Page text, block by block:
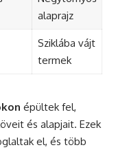
alaprajz
Sziklába vájt
termek
épültek fel,
és alapjait. Ezek
el, és több